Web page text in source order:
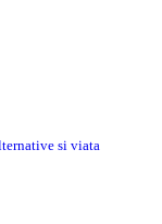
si viata